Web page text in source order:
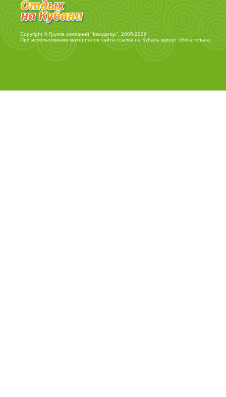
Copyright © Группа компаний "Кандагар", 2005-2026
При использовании материалов сайта ссылка на Кубань курортобязательна.